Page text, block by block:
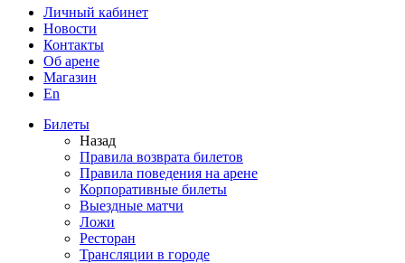
Личный кабинет
Новости
Контакты
Об арене
Магазин
En
Билеты
Назад
Правила возврата билетов
Правила поведения на арене
Корпоративные билеты
Выездные матчи
Ложи
Ресторан
Трансляции в городе